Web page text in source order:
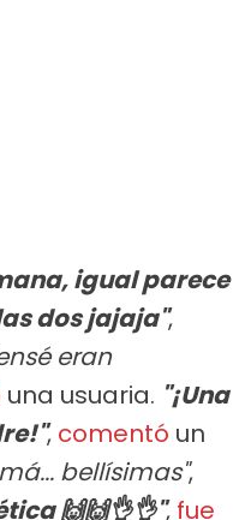
igual parece
dos jajaja",
eran
una usuaria. "¡Una
, comentó un
bellísimas",
🙌🙌👌👌", fue